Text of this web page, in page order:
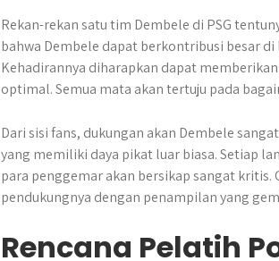
Rekan-rekan satu tim Dembele di PSG
bahwa Dembele dapat berkontribusi besar
Kehadirannya diharapkan dapat
optimal. Semua mata akan tertuju pada
Dari sisi fans, dukungan akan Dembele
yang memiliki daya pikat luar biasa. Setiap
para penggemar akan bersikap sangat
pendukungnya dengan penampilan yang
Rencana Pelatih